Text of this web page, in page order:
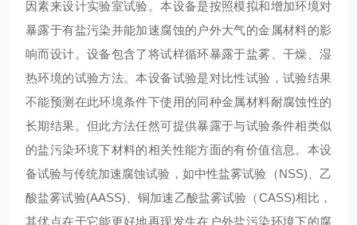
因素来设计实验室试验。本设备是按照模拟和增加环境对
暴露于有盐污染并能加速腐蚀的户外大气的金属材料的影
响而设计。设备包含了将试样循环暴露于盐雾、干燥、湿
热环境的试验方法。本设备试验是对比性试验，试验结果
不能预测在此环境条件下使用的同种金属材料耐腐蚀性的
长期结果。但此方法任然可提供暴露于与试验条件相类似
的盐污染环境下材料的相关性能方面的有价值信息。本设
备试验与传统加速腐蚀试验，如中性盐雾试验（NSS) 、乙
酸盐雾试验(AASS) 、铜加速乙酸盐雾试验（CASS)相比，
其优点在于它能更好地再现发生在户外盐污染环境下的腐